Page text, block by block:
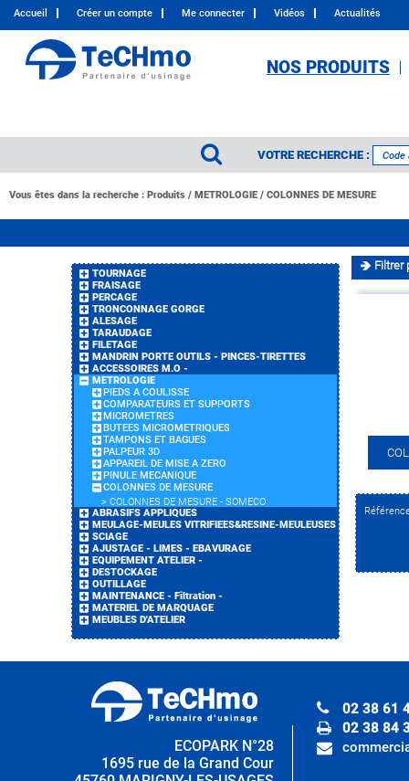
Accueil Créer un compte Me connecter Vidéos Actualités
NOS PRODUITS
VOTRE RECHERCHE :
Vous êtes dans la recherche : Produits / METROLOGIE / COLONNES DE MESURE
TOURNAGE
FRAISAGE
PERCAGE
TRONCONNAGE GORGE
ALESAGE
TARAUDAGE
FILETAGE
MANDRIN PORTE OUTILS - PINCES-TIRETTES
ACCESSOIRES M.O -
METROLOGIE
PIEDS A COULISSE
COMPARATEURS ET SUPPORTS
MICROMETRES
BUTEES MICROMETRIQUES
TAMPONS ET BAGUES
PALPEUR 3D
APPAREIL DE MISE A ZERO
PINULE MECANIQUE
COLONNES DE MESURE
> COLONNES DE MESURE - SOMECO
ABRASIFS APPLIQUES
MEULAGE-MEULES VITRIFIEES&RESINE-MEULEUSES
SCIAGE
AJUSTAGE - LIMES - EBAVURAGE
EQUIPEMENT ATELIER -
DESTOCKAGE
OUTILLAGE
MAINTENANCE - Filtration -
MATERIEL DE MARQUAGE
MEUBLES D'ATELIER
Filtrer
ECOPARK N°28
1695 rue de la Grand Cour
02 38 61
02 38 84